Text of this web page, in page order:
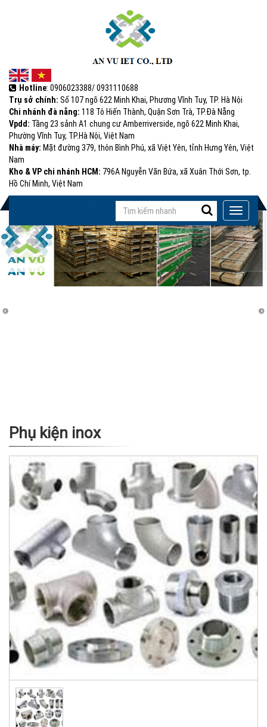
Hotline: 0906023388/ 0931110688
Trụ sở chính: Số 107 ngõ 622 Minh Khai, Phương Vĩnh Tuy, TP. Hà Nội
Chi nhánh đà nẵng: 118 Tô Hiến Thành, Quận Sơn Trà, TP.Đà Nẵng
Vpdd: Tầng 23 sảnh A1 chung cư Amberriverside, ngõ 622 Minh Khai,
Phường Vĩnh Tuy, TP.Hà Nội, Việt Nam
Nhà máy: Mặt đường 379, thôn Bình Phú, xã Việt Yên, tỉnh Hưng Yên, Việt
Nam
Kho & VP chi nhánh HCM: 796A Nguyễn Văn Bứa, xã Xuân Thới Sơn, tp.
Hồ Chí Minh, Việt Nam
Toggle
Input
with
success
(success)
Phụ kiện inox